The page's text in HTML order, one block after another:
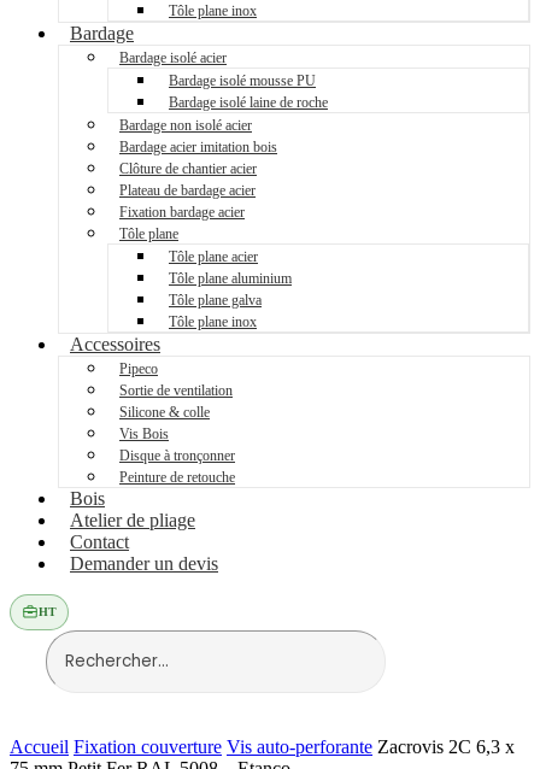
Tôle plane inox
Bardage
Bardage isolé acier
Bardage isolé mousse PU
Bardage isolé laine de roche
Bardage non isolé acier
Bardage acier imitation bois
Clôture de chantier acier
Plateau de bardage acier
Fixation bardage acier
Tôle plane
Tôle plane acier
Tôle plane aluminium
Tôle plane galva
Tôle plane inox
Accessoires
Pipeco
Sortie de ventilation
Silicone & colle
Vis Bois
Disque à tronçonner
Peinture de retouche
Bois
Atelier de pliage
Contact
Demander un devis
HT
Accueil Fixation couverture Vis auto-perforante Zacrovis 2C 6,3 x